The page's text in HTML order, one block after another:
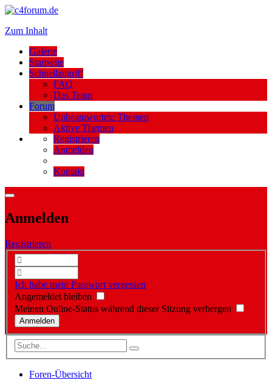
Zum Inhalt
Galerie
Startseite
Schnellzugriff
FAQ
Das Team
Forum
Unbeantwortete Themen
Aktive Themen
Registrieren
Anmelden
Kontakt
Anmelden
Registrieren
Ich habe mein Passwort vergessen
Angemeldet bleiben
Meinen Online-Status während dieser Sitzung verbergen
Foren-Übersicht